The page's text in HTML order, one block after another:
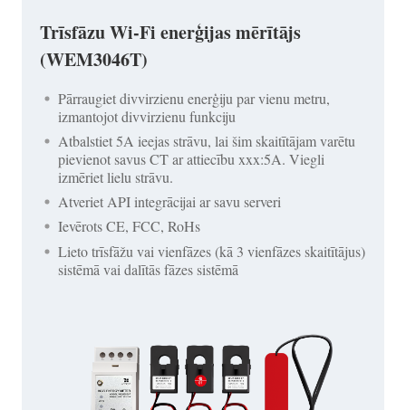
Trīsfāzu Wi-Fi enerģijas mērītājs
(WEM3046T)
Pārraugiet divvirzienu enerģiju par vienu metru,
izmantojot divvirzienu funkciju
Atbalstiet 5A ieejas strāvu, lai šim skaitītājam varētu
pievienot savus CT ar attiecību xxx:5A. Viegli
izmēriet lielu strāvu.
Atveriet API integrācijai ar savu serveri
Ievērots CE, FCC, RoHs
Lieto trīsfāžu vai vienfāzes (kā 3 vienfāzes skaitītājus)
sistēmā vai dalītās fāzes sistēmā